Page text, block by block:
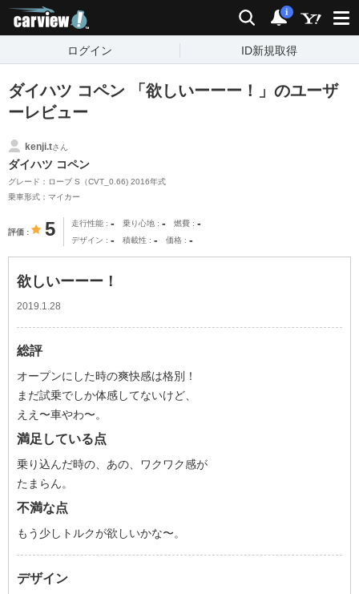
検索 通知
i
ログイン ID新規取得
ダイハツ コペン 「欲しいーーー！」のユーザ
ーレビュー
kenji.tさん
ダイハツ コペン
グレード：ローブ S（CVT_0.66) 2016年式
乗車形式：マイカー
評価 5 走行性能 - 乗り心地 - 燃費 -
デザイン - 積載性 - 価格 -
欲しいーーー！
2019.1.28
総評
オープンにした時の爽快感は格別！
まだ試乗でしか体感してないけど、
ええ〜車やわ〜。
満足している点
乗り込んだ時の、あの、ワクワク感が
たまらん。
不満な点
もう少しトルクが欲しいかな〜。
デザイン